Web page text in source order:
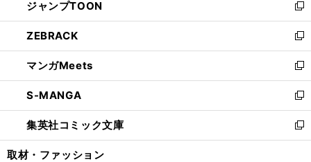
く
で
開
く
ド
ウ
で
開
く
ィ
ン
ド
ウ
で
開
く
い
ウ
ィ
ン
ド
ウ
で
開
く
ジャンプTOON
新
し
い
ウ
ィ
ン
ド
ウ
で
開
ZEBRACK
新
し
い
ウ
ィ
ン
ド
ウ
マンガMeets
新
し
い
ウ
ィ
ン
S-MANGA
新
し
い
ウ
集英社コミック文庫
新
し
取材・ファッション